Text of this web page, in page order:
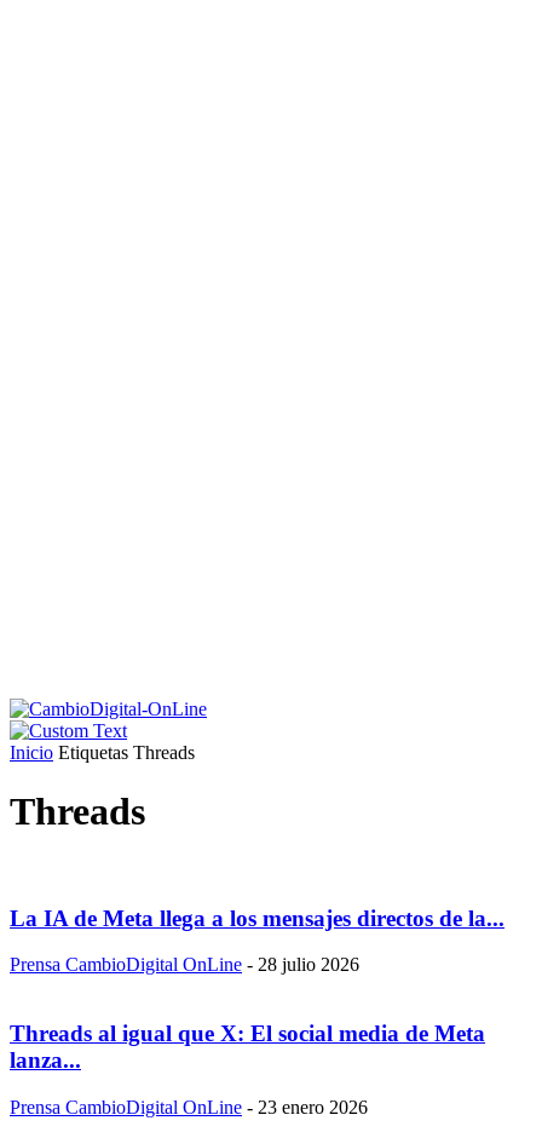
Inicio Etiquetas Threads
Threads
La IA de Meta llega a los mensajes directos de la...
Prensa CambioDigital OnLine - 28 julio 2026
Threads al igual que X: El social media de Meta
lanza...
Prensa CambioDigital OnLine - 23 enero 2026